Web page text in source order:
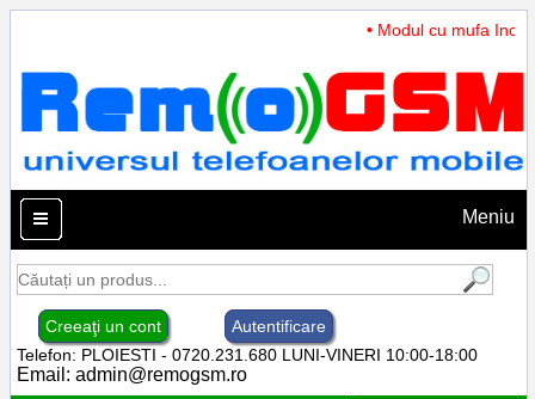
• Modul cu mufa
Meniu
Creeaţi un cont
Autentificare
Telefon: PLOIESTI - 0720.231.680 LUNI-VINERI 10:00-18:00
Email: admin@remogsm.ro